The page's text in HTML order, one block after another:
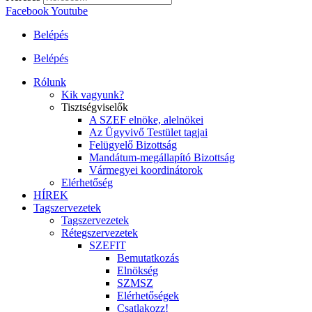
FacebookYoutube
Belépés
Belépés
Rólunk
Kik vagyunk?
Tisztségviselők
A SZEF elnöke, alelnökei
Az Ügyvivő Testület tagjai
Felügyelő Bizottság
Mandátum-megállapító Bizottság
Vármegyei koordinátorok
Elérhetőség
HÍREK
Tagszervezetek
Tagszervezetek
Rétegszervezetek
SZEFIT
Bemutatkozás
Elnökség
SZMSZ
Elérhetőségek
Csatlakozz!